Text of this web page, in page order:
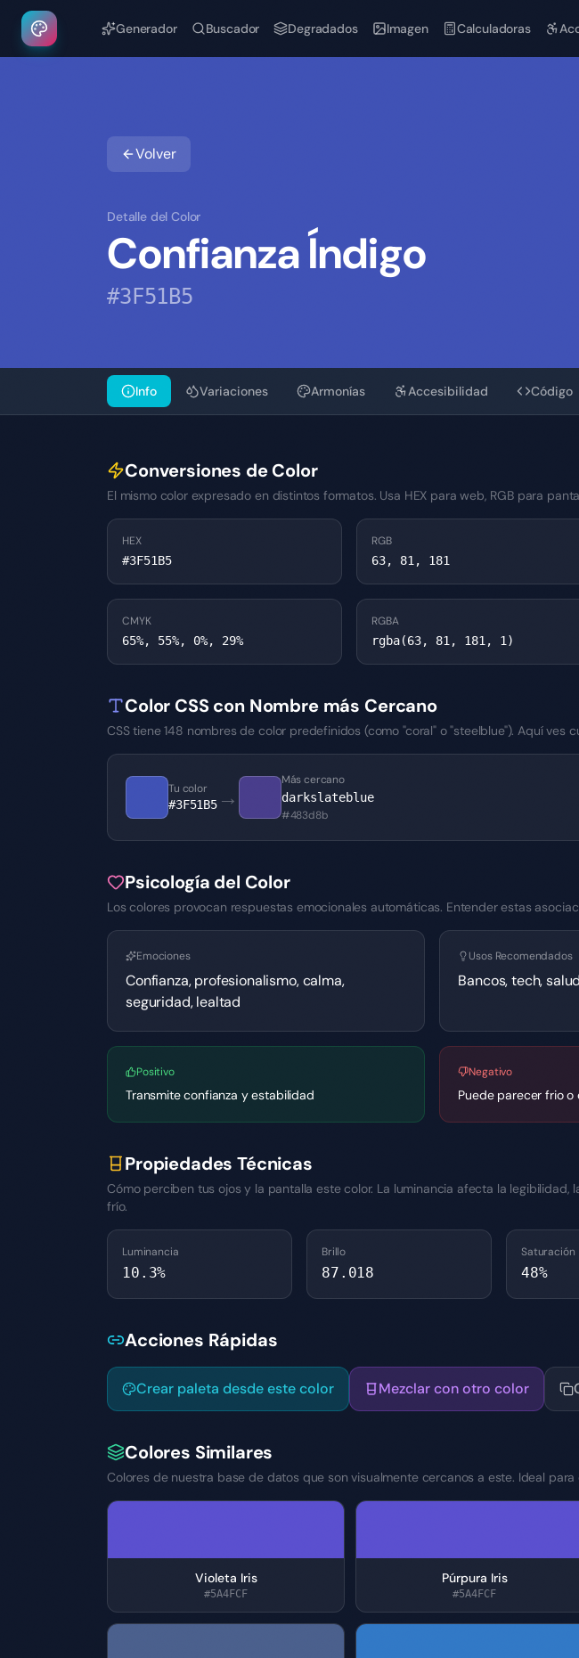
Generador Buscador Degradados Imagen Calculadoras
Volver
Detalle del Color
Confianza Índigo
#3F51B5
Info Variaciones Armonías Accesibilidad Código
Conversiones de Color
El mismo color expresado en distintos formatos. Usa HEX para web, RGB para
HEX
#3F51B5
RGB
63, 81, 181
CMYK
65%, 55%, 0%, 29%
RGBA
rgba(63, 81, 181, 1)
Color CSS con Nombre más Cercano
CSS tiene 148 nombres de color predefinidos (como "coral" o "steelblue"). Aquí
Tu color
#3F51B5 →
Más cercano
darkslateblue
#483d8b
Psicología del Color
Los colores provocan respuestas emocionales automáticas. Entender estas
Emociones
Confianza, profesionalismo, calma,
seguridad, lealtad
Usos Recomendados
Bancos, tech,
Positivo
Transmite confianza y estabilidad
Negativo
Puede parecer frio o
Propiedades Técnicas
Cómo perciben tus ojos y la pantalla este color. La luminancia afecta la
frío.
Luminancia
10.3%
Brillo
87.018
Saturación
48%
Acciones Rápidas
Crear paleta desde este color Mezclar con otro color
Colores Similares
Colores de nuestra base de datos que son visualmente cercanos a este. Ideal
Violeta Iris
#5A4FCF
Púrpura Iris
#5A4FCF